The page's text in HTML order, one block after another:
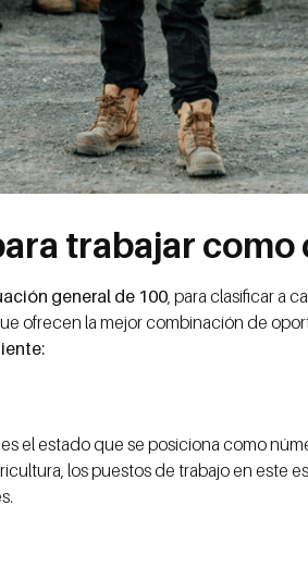
trabajar
general de 100, para clasificar a
ofrecen la mejor combinación de
es el estado que se posiciona como
los puestos de trabajo en este